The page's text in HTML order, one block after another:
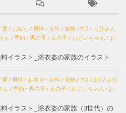
夏 / お祭り / 男性 / 女性 / 家族/ 7月 / お父さん
ん / 季節/ 男の子/ 女の子/ おじいちゃん / お
イラスト_浴衣姿の家族のイラスト
夏 / 男性 / お祭り / 女性 / 家族/ 7月 / 8月 / お父
ん / 季節/ 男の子/ 女の子/ おじいちゃん / お
イラスト_浴衣姿の家族（3世代）の